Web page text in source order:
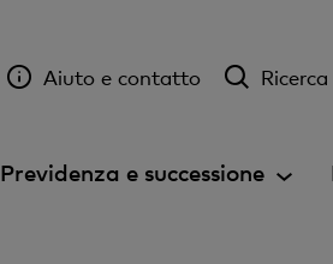
Aiuto e contatto Ricerca
Previdenza e successione